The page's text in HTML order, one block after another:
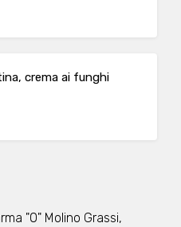
crema ai funghi
"0" Molino Grassi,